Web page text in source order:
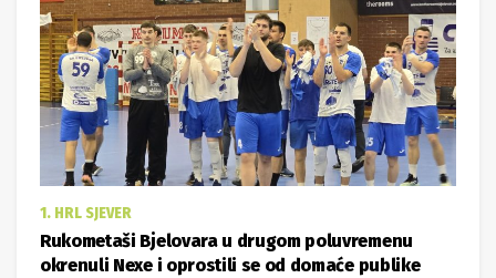
1. HRL SJEVER
Rukometaši Bjelovara u drugom poluvremenu
okrenuli Nexe i oprostili se od domaće publike